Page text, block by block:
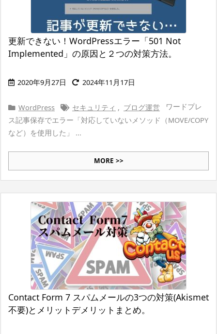
更新できない！WordPressエラー「501 Not
Implemented」の原因と２つの対策方法。
2020年9月27日 2024年11月17日
WordPress セキュリティ , ブログ運営
ワードプレ
ス記事保存でエラー「対応していないメソッド（MOVE/COPY
など）を使用した」 ...
MORE >>
Contact Form 7 スパムメールの3つの対策(Akismet
不要)とメリットデメリットまとめ。